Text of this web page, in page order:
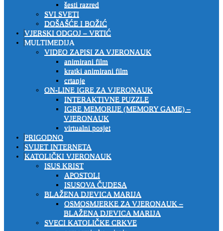
šesti razred
SVI SVETI
DOŠAŠĆE I BOŽIĆ
VJERSKI ODGOJ – VRTIĆ
MULTIMEDIJA
VIDEO ZAPISI ZA VJERONAUK
animirani film
kratki animirani film
crtanje
ON-LINE IGRE ZA VJERONAUK
INTERAKTIVNE PUZZLE
IGRE MEMORIJE (MEMORY GAME) –
VJERONAUK
virtualni posjet
PRIGODNO
SVIJET INTERNETA
KATOLIČKI VJERONAUK
ISUS KRIST
APOSTOLI
ISUSOVA ČUDESA
BLAŽENA DJEVICA MARIJA
OSMOSMJERKE ZA VJERONAUK –
BLAŽENA DJEVICA MARIJA
SVECI KATOLIČKE CRKVE